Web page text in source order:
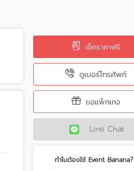
เช็คราคาฟรี
ดูเบอร์โทรศัพท์
ขอแพ็กเกจ
Line Chat
ทำไมต้องใช้ Event Banana?